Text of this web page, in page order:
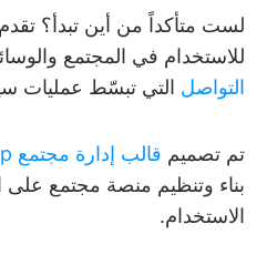
لست متأكداً من أين تبدأ؟ تقدم ClickUp
للاستخدام في المجتمع
التواصل التي تبسّط عمليات
تم تصميم قالب إدارة مجتمع ClickUp
بناء وتنظيم منصة مجتمع على
الاستخدام.